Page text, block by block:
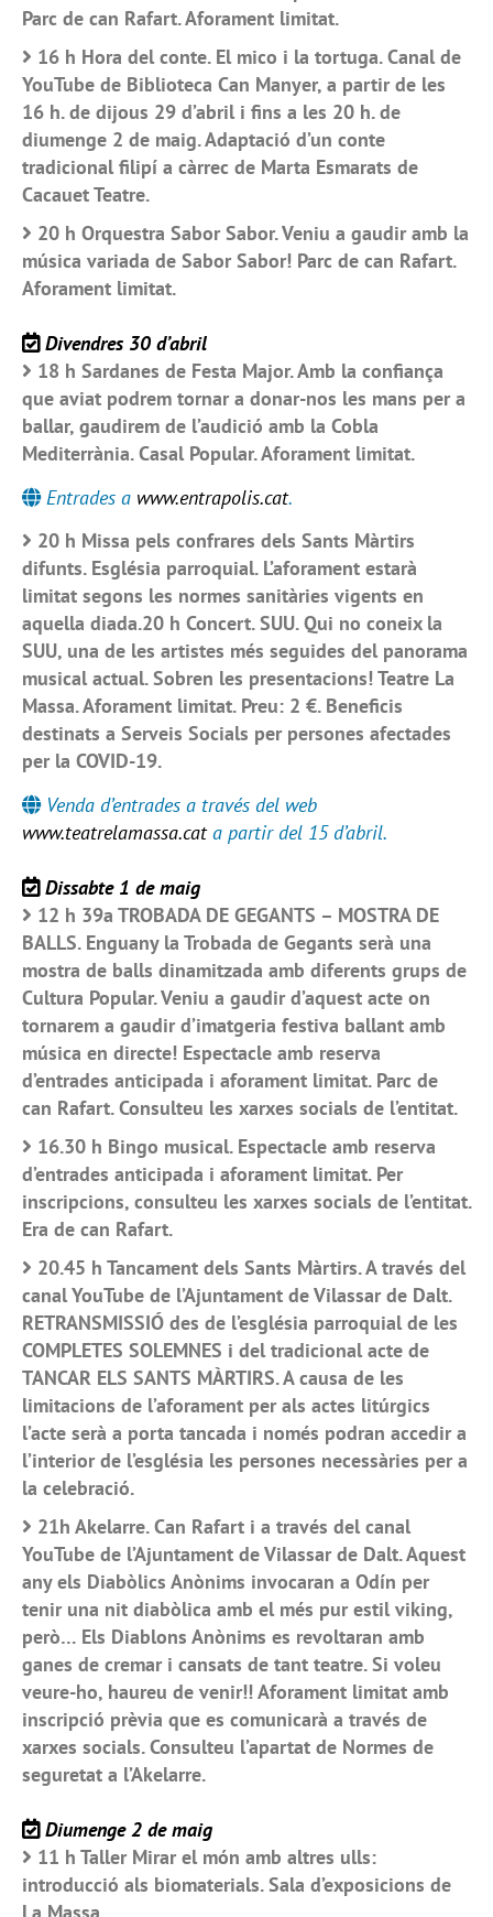
Parc de can Rafart. Aforament limitat.
16 h Hora del conte. El mico i la tortuga. Canal de
YouTube de Biblioteca Can Manyer, a partir de les
16 h. de dijous 29 d’abril i fins a les 20 h. de
diumenge 2 de maig. Adaptació d’un conte
tradicional filipí a càrrec de Marta Esmarats de
Cacauet Teatre.
20 h Orquestra Sabor Sabor. Veniu a gaudir amb la
música variada de Sabor Sabor! Parc de can Rafart.
Aforament limitat.
Divendres 30 d’abril
18 h Sardanes de Festa Major. Amb la confiança
que aviat podrem tornar a donar-nos les mans per a
ballar, gaudirem de l’audició amb la Cobla
Mediterrània. Casal Popular. Aforament limitat.
Entrades a www.entrapolis.cat.
20 h Missa pels confrares dels Sants Màrtirs
difunts. Església parroquial. L’aforament estarà
limitat segons les normes sanitàries vigents en
aquella diada.20 h Concert. SUU. Qui no coneix la
SUU, una de les artistes més seguides del panorama
musical actual. Sobren les presentacions! Teatre La
Massa. Aforament limitat. Preu: 2 €. Beneficis
destinats a Serveis Socials per persones afectades
per la COVID-19.
Venda d’entrades a través del web
www.teatrelamassa.cata partir del 15 d’abril.
Dissabte 1 de maig
12 h 39a TROBADA DE GEGANTS – MOSTRA DE
BALLS. Enguany la Trobada de Gegants serà una
mostra de balls dinamitzada amb diferents grups de
Cultura Popular. Veniu a gaudir d’aquest acte on
tornarem a gaudir d’imatgeria festiva ballant amb
música en directe! Espectacle amb reserva
d’entrades anticipada i aforament limitat. Parc de
can Rafart. Consulteu les xarxes socials de l’entitat.
16.30 h Bingo musical. Espectacle amb reserva
d’entrades anticipada i aforament limitat. Per
inscripcions, consulteu les xarxes socials de l’entitat.
Era de can Rafart.
20.45 h Tancament dels Sants Màrtirs. A través del
canal YouTube de l’Ajuntament de Vilassar de Dalt.
RETRANSMISSIÓ des de l’església parroquial de les
COMPLETES SOLEMNES i del tradicional acte de
TANCAR ELS SANTS MÀRTIRS. A causa de les
limitacions de l’aforament per als actes litúrgics
l’acte serà a porta tancada i només podran accedir a
l’interior de l’església les persones necessàries per a
la celebració.
21h Akelarre. Can Rafart i a través del canal
YouTube de l’Ajuntament de Vilassar de Dalt. Aquest
any els Diabòlics Anònims invocaran a Odín per
tenir una nit diabòlica amb el més pur estil viking,
però… Els Diablons Anònims es revoltaran amb
ganes de cremar i cansats de tant teatre. Si voleu
veure-ho, haureu de venir!! Aforament limitat amb
inscripció prèvia que es comunicarà a través de
xarxes socials. Consulteu l’apartat de Normes de
seguretat a l’Akelarre.
Diumenge 2 de maig
11 h Taller Mirar el món amb altres ulls:
introducció als biomaterials. Sala d’exposicions de